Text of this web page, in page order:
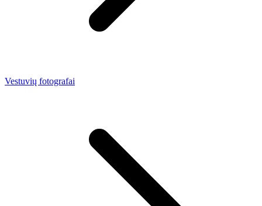
Vestuvių fotografai